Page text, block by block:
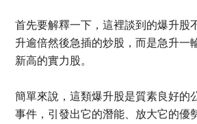
首先要解釋一下，這裡談到的爆升股
升逾倍然後急插的炒股，而是急升一
新高的實力股。
簡單來說，這類爆升股是質素良好的
事件，引發出它的潛能、放大它的優